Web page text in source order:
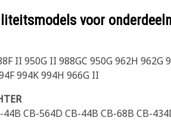
voor
II 950G II 988GC 950G 962H
994K 994H 966G II
44B CB-564D CB-44B CB-68B CB-